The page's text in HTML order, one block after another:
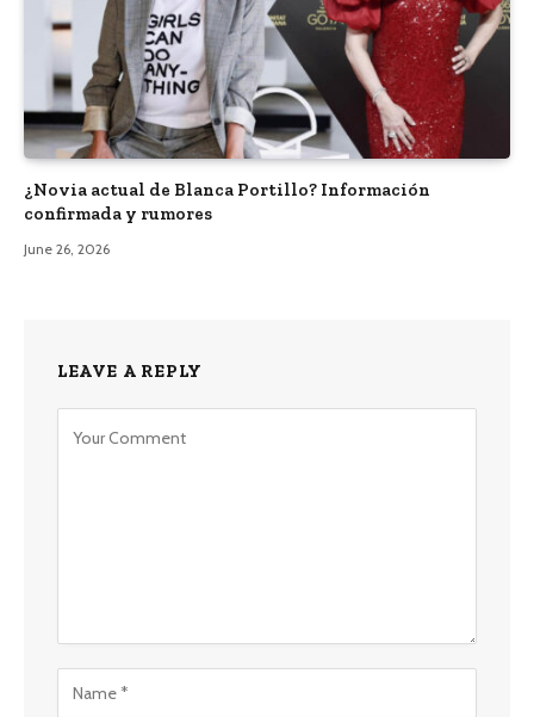
¿Novia actual de Blanca Portillo? Información
confirmada y rumores
June 26, 2026
LEAVE A REPLY